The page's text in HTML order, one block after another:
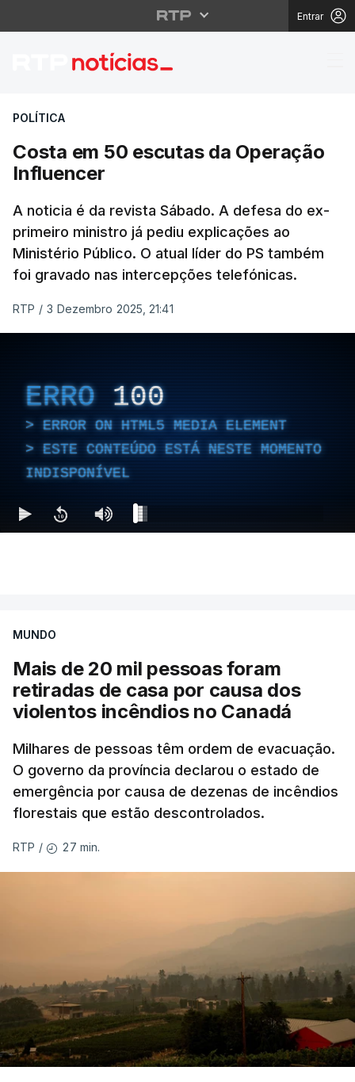
Entrar
Costa em 50 escutas
POLÍTICA
Costa em 50 escutas da Operação
Influencer
A noticia é da revista Sábado. A defesa do ex-
primeiro ministro já pediu explicações ao
Ministério Público. O atual líder do PS também
foi gravado nas intercepções telefónicas.
RTP / 3 Dezembro 2025, 21:41
ERRO 100
ERROR ON HTML5 MEDIA ELEMENT
ESTE CONTEÚDO ESTÁ NESTE MOMENTO
INDISPONÍVEL
MUNDO
Mais de 20 mil pessoas foram
retiradas de casa por causa dos
violentos incêndios no Canadá
Milhares de pessoas têm ordem de evacuação.
O governo da província declarou o estado de
emergência por causa de dezenas de incêndios
florestais que estão descontrolados.
RTP / 27 min.